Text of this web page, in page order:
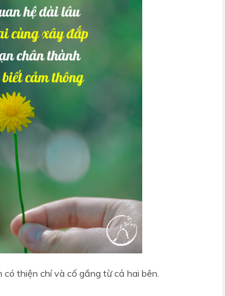
thiện chí và cố gắng từ cả hai bên.